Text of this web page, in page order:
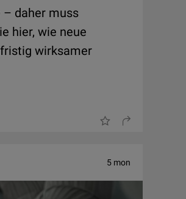
– daher muss
hier, wie neue
wirksamer
5 mon